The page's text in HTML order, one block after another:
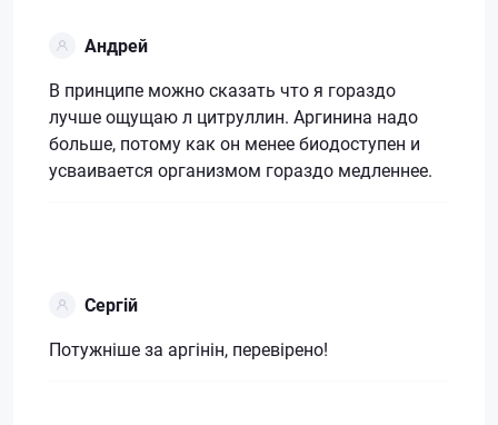
Андрей
В принципе можно сказать что я гораздо
лучше ощущаю л цитруллин. Аргинина надо
больше, потому как он менее биодоступен и
усваивается организмом гораздо медленнее.
Сергій
Потужніше за аргінін, перевірено!